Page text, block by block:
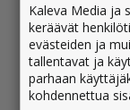
Kaleva Media ja
keräävät
evästeiden ja
tallentavat ja
parhaan
kohdennettua